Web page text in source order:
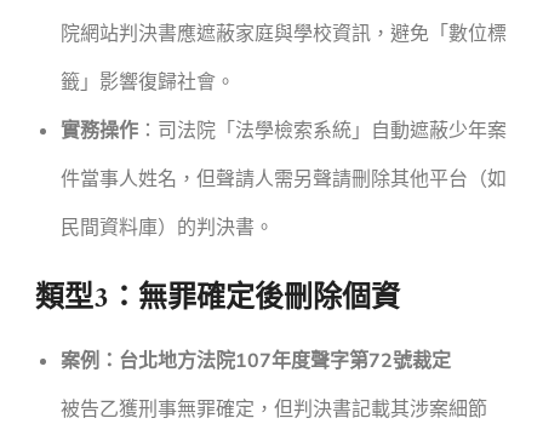
院網站判決書應遮蔽家庭與學校資訊，避免「數位標
籤」影響復歸社會。
實務操作：司法院「法學檢索系統」自動遮蔽少年案
件當事人姓名，但聲請人需另聲請刪除其他平台（如
民間資料庫）的判決書。
類型3：無罪確定後刪除個資
案例：台北地方法院107年度聲字第72號裁定
被告乙獲刑事無罪確定，但判決書記載其涉案細節